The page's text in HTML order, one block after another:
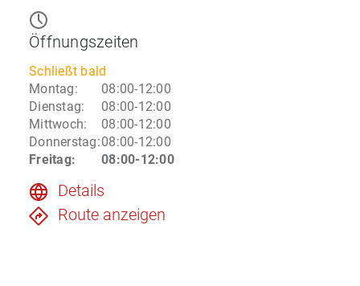
Öffnungszeiten
Schließt bald
Montag:
08:00-12:00
Dienstag:
08:00-12:00
Mittwoch:
08:00-12:00
Donnerstag:08:00-12:00
Freitag: 08:00-12:00
Details
Route anzeigen